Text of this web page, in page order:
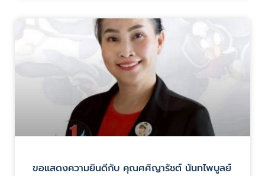
ขอแสดงความยินดีกับ คุณศศิญารัชต์ นันทไพบูลย์